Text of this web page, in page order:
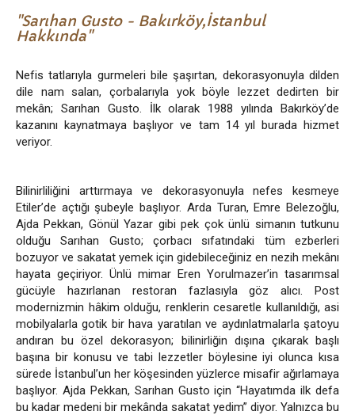
Sarıhan Gusto - Bakırköy,İstanbul
Hakkında
Nefis tatlarıyla gurmeleri bile şaşırtan, dekorasyonuyla dilden
dile nam salan, çorbalarıyla yok böyle lezzet dedirten bir
mekân; Sarıhan Gusto. İlk olarak 1988 yılında Bakırköy’de
kazanını kaynatmaya başlıyor ve tam 14 yıl burada hizmet
veriyor.
Bilinirliliğini arttırmaya ve dekorasyonuyla nefes kesmeye
Etiler’de açtığı şubeyle başlıyor. Arda Turan, Emre Belezoğlu,
Ajda Pekkan, Gönül Yazar gibi pek çok ünlü simanın tutkunu
olduğu Sarıhan Gusto; çorbacı sıfatındaki tüm ezberleri
bozuyor ve sakatat yemek için gidebileceğiniz en nezih mekânı
hayata geçiriyor. Ünlü mimar Eren Yorulmazer’in tasarımsal
gücüyle hazırlanan restoran fazlasıyla göz alıcı. Post
modernizmin hâkim olduğu, renklerin cesaretle kullanıldığı, asi
mobilyalarla gotik bir hava yaratılan ve aydınlatmalarla şatoyu
andıran bu özel dekorasyon; bilinirliğin dışına çıkarak başlı
başına bir konusu ve tabi lezzetler böylesine iyi olunca kısa
sürede İstanbul’un her köşesinden yüzlerce misafir ağırlamaya
başlıyor. Ajda Pekkan, Sarıhan Gusto için “Hayatımda ilk defa
bu kadar medeni bir mekânda sakatat yedim” diyor. Yalnızca bu